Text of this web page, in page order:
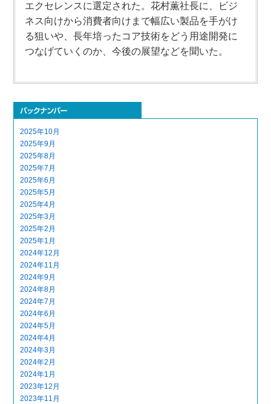
エクセレンスに選定された。花村薫社長に、ビジ
ネス向けから消費者向けまで幅広い製品を手がけ
る狙いや、長年培ったコア技術をどう用途開発に
つなげていくのか、今後の展望などを聞いた。
2025年10月
2025年9月
2025年8月
2025年7月
2025年6月
2025年5月
2025年4月
2025年3月
2025年2月
2025年1月
2024年12月
2024年11月
2024年9月
2024年8月
2024年7月
2024年6月
2024年5月
2024年4月
2024年3月
2024年2月
2024年1月
2023年12月
2023年11月